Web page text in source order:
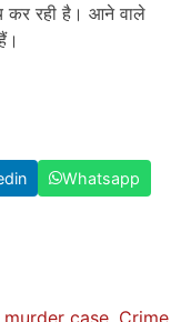
कर रही है। आने वाले
Whatsapp
murder case Crime